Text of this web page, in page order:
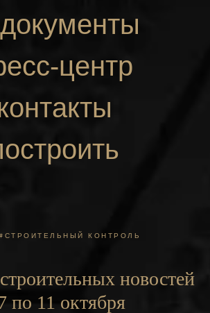
центр
документы
КОНТРОЛЬ
новостей
по 11 октября